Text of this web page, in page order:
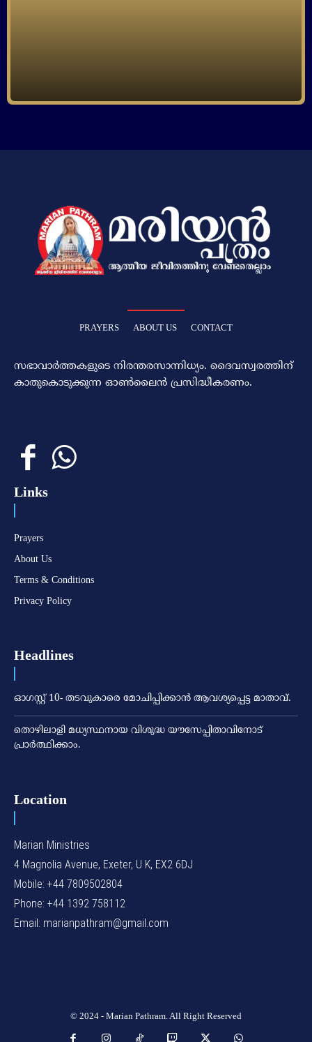
PRAYERS ABOUT US CONTACT
സഭാവാര്‍ത്തകളുടെ നിരന്തരസാന്നിധ്യം. ദൈവസ്വരത്തിന്‌
കാതുകൊടുക്കുന്ന ഓണ്‍ലൈന്‍ പ്രസിദ്ധീകരണം.
Links
Prayers
About Us
Terms & Conditions
Privacy Policy
Headlines
ഓഗസ്റ്റ് 10- തടവുകാരെ മോചിപ്പിക്കാന്‍ ആവശ്യപ്പെട്ട മാതാവ്.
തൊഴിലാളി മധ്യസ്ഥനായ വിശുദ്ധ യൗസേപ്പിതാവിനോട്
പ്രാര്‍ത്ഥിക്കാം.
Location
Marian Ministries
4 Magnolia Avenue, Exeter, U K, EX2 6DJ
Mobile: +44 7809502804
Phone: +44 1392 758112
Email: marianpathram@gmail.com
© 2024 - Marian Pathram. All Right Reserved